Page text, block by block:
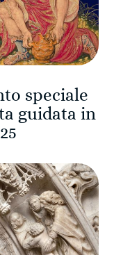
speciale
guidata in